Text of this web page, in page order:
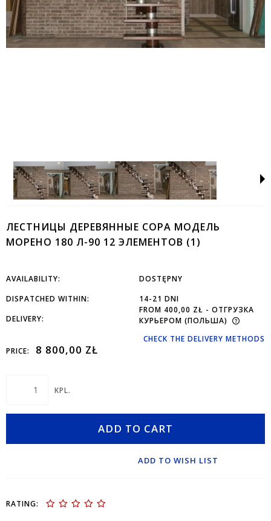
ЛЕСТНИЦЫ ДЕРЕВЯННЫЕ COPA МОДЕЛЬ
МОРЕНО 180 Л-90 12 ЭЛЕМЕНТОВ (1)
AVAILABILITY:
DOSTĘPNY
DISPATCHED WITHIN:
14-21 DNI
DELIVERY:
FROM 400,00 ZŁ - ОТГРУЗКА
КУРЬЕРОМ (ПОЛЬША)
CHECK THE DELIVERY METHODS
PRICE:
8 800,00 ZŁ
KPL.
ADD TO CART
ADD TO WISH LIST
RATING: